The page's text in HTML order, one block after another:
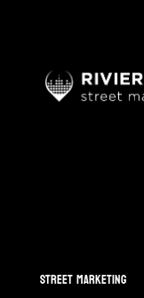
Street Marketing